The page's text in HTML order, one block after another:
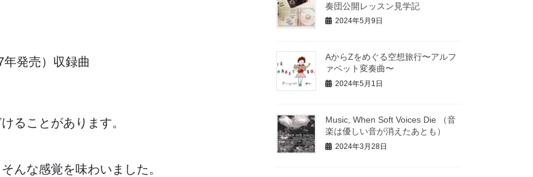
発売）収録曲
ることがあります。
んな感覚を味わいました。
奏団公開レッスン見学記
2024年5月9日
AからZをめぐる空想旅行〜アルフ
ァベット変奏曲〜
2024年5月1日
Music, When Soft Voices Die （音
楽は優しい音が消えたあとも）
2024年3月28日